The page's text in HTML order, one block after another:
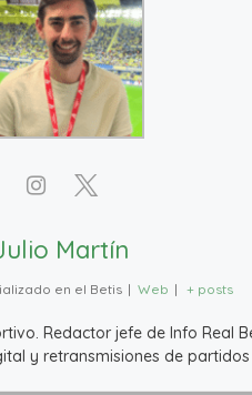
Martín
en el Betis | Web | + posts
Redactor jefe de Info Real
y retransmisiones de